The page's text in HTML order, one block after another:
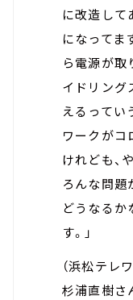
に改造して
になってま
ら電源が取
イドリング
えるってい
ワークがコ
けれども、
ろんな問題
どうなるか
す。」
（浜松テ
杉浦直樹さ